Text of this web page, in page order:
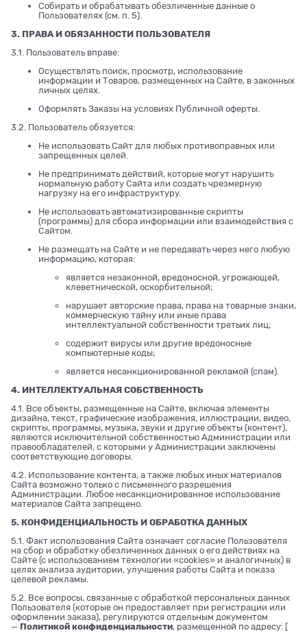
Собирать и обрабатывать обезличенные данные о
Пользователях (см. п. 5).
3. ПРАВА И ОБЯЗАННОСТИ ПОЛЬЗОВАТЕЛЯ
3.1. Пользователь вправе:
Осуществлять поиск, просмотр, использование
информации и Товаров, размещенных на Сайте, в законных
личных целях.
Оформлять Заказы на условиях Публичной оферты.
3.2. Пользователь обязуется:
Не использовать Сайт для любых противоправных или
запрещенных целей.
Не предпринимать действий, которые могут нарушить
нормальную работу Сайта или создать чрезмерную
нагрузку на его инфраструктуру.
Не использовать автоматизированные скрипты
(программы) для сбора информации или взаимодействия с
Сайтом.
Не размещать на Сайте и не передавать через него любую
информацию, которая:
является незаконной, вредоносной, угрожающей,
клеветнической, оскорбительной;
нарушает авторские права, права на товарные знаки,
коммерческую тайну или иные права
интеллектуальной собственности третьих лиц;
содержит вирусы или другие вредоносные
компьютерные коды;
является несанкционированной рекламой (спам).
4. ИНТЕЛЛЕКТУАЛЬНАЯ СОБСТВЕННОСТЬ
4.1. Все объекты, размещенные на Сайте, включая элементы
дизайна, текст, графические изображения, иллюстрации, видео,
скрипты, программы, музыка, звуки и другие объекты (контент),
являются исключительной собственностью Администрации или
правообладателей, с которыми у Администрации заключены
соответствующие договоры.
4.2. Использование контента, а также любых иных материалов
Сайта возможно только с письменного разрешения
Администрации. Любое несанкционированное использование
материалов Сайта запрещено.
5. КОНФИДЕНЦИАЛЬНОСТЬ И ОБРАБОТКА ДАННЫХ
5.1. Факт использования Сайта означает согласие Пользователя
на сбор и обработку обезличенных данных о его действиях на
Сайте (с использованием технологии «cookies» и аналогичных) в
целях анализа аудитории, улучшения работы Сайта и показа
целевой рекламы.
5.2. Все вопросы, связанные с обработкой персональных данных
Пользователя (которые он предоставляет при регистрации или
оформлении заказа), регулируются отдельным документом
— Политикой конфиденциальности, размещенной по адресу: [